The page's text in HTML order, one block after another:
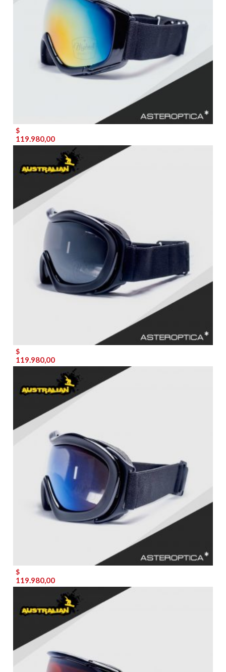
$
119.980,00
$
119.980,00
$
119.980,00